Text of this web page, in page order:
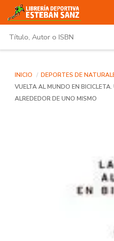
INICIO DEPORTES DE
VUELTA AL MUNDO EN
ALREDEDOR DE UNO MISMO